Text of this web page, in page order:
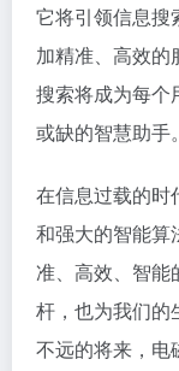
它将引领信息搜
加精准、高效的
搜索将成为每个
或缺的智慧助手。
在信息过载的时
和强大的智能算
准、高效、智能
杆，也为我们的
不远的将来，电